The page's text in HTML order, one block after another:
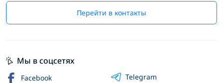
Перейти в контакты
Мы в соцсетях
Facebook
Telegram